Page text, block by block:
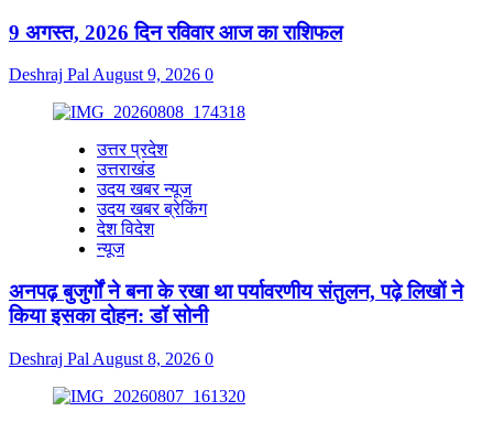
9 अगस्त, 2026 दिन रविवार आज का राशिफल
Deshraj Pal August 9, 2026 0
उत्तर प्रदेश
उत्तराखंड
उदय खबर न्यूज
उदय खबर ब्रेकिंग
देश विदेश
न्यूज
अनपढ़ बुजुर्गों ने बना के रखा था पर्यावरणीय संतुलन, पढ़े लिखों ने
किया इसका दोहन: डॉ सोनी
Deshraj Pal August 8, 2026 0